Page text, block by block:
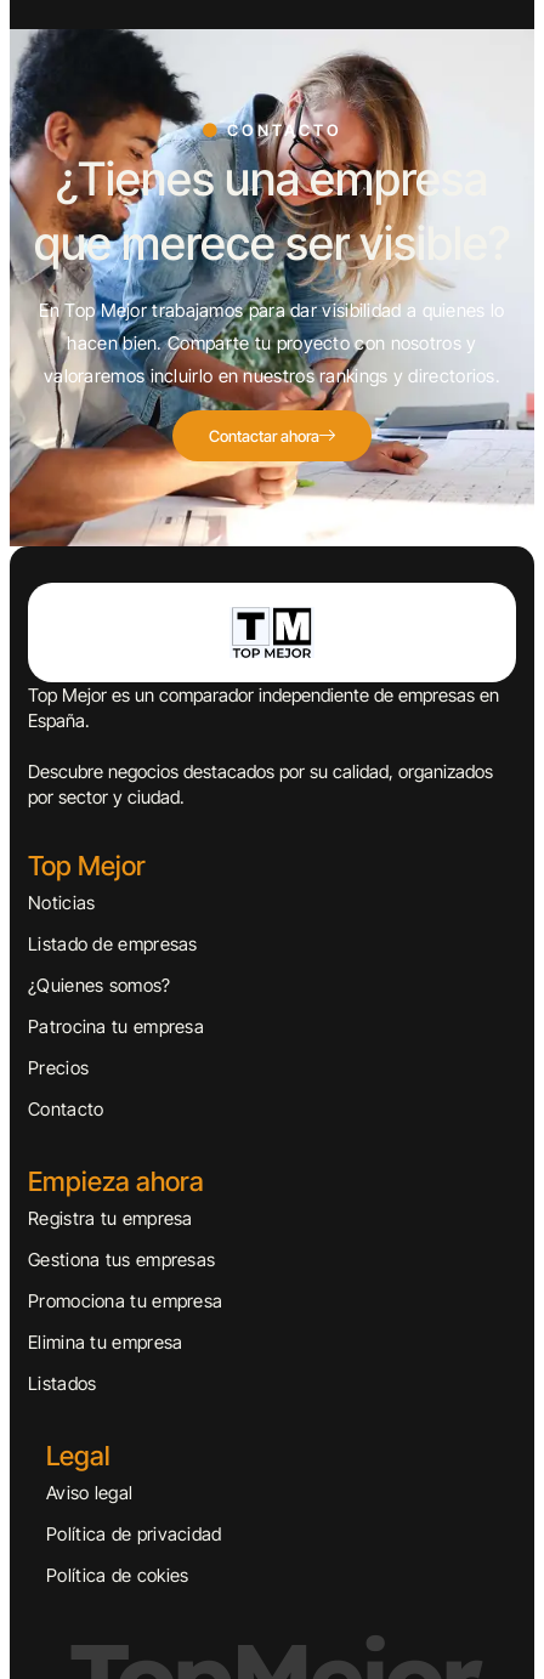
CONTACTO
¿Tienes una empresa
que merece ser visible?
En Top Mejor trabajamos para dar visibilidad a quienes lo
hacen bien. Comparte tu proyecto con nosotros y
valoraremos incluirlo en nuestros rankings y directorios.
Contactar ahora
Top Mejor es un comparador independiente de empresas en
España.
Descubre negocios destacados por su calidad, organizados
por sector y ciudad.
Top Mejor
Noticias
Listado de empresas
¿Quienes somos?
Patrocina tu empresa
Precios
Contacto
Empieza ahora
Registra tu empresa
Gestiona tus empresas
Promociona tu empresa
Elimina tu empresa
Listados
Legal
Aviso legal
Política de privacidad
Política de cokies